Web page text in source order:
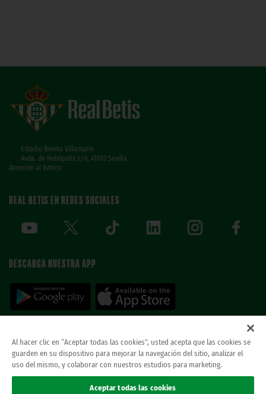
Estadio Benito Villamarín
Avda. de Heliópolis s/n, 41012 Sevilla
Atención al Bético
REAL BETIS EN REDES SOCIALES
DESCARGA NUESTRA APP
© REAL BETIS BALOMPIE.当ウェブサイトは唯一のレアル・ベティス・バロン
ピエ公式ウェブサイトです。無断複製禁止。.
Al hacer clic en “Aceptar todas las cookies”, usted acepta que las cookies se
guarden en su dispositivo para mejorar la navegación del sitio, analizar el
uso del mismo, y colaborar con nuestros estudios para marketing.
Aceptar todas las cookies